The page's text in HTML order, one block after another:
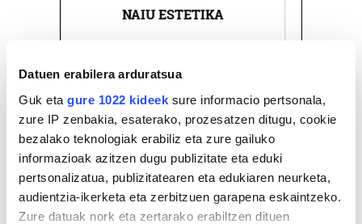
Datuen erabilera arduratsua
Guk eta gure 1022 kideek sure informacio pertsonala,
zure IP zenbakia, esaterako, prozesatzen ditugu, cookie
bezalako teknologiak erabiliz eta zure gailuko
informazioak azitzen dugu publizitate eta eduki
pertsonalizatua, publizitatearen eta edukiaren neurketa,
audientzia-ikerketa eta zerbitzuen garapena eskaintzeko.
Zure datuak nork eta zertarako erabiltzen dituen
LETE ITZULPENAK